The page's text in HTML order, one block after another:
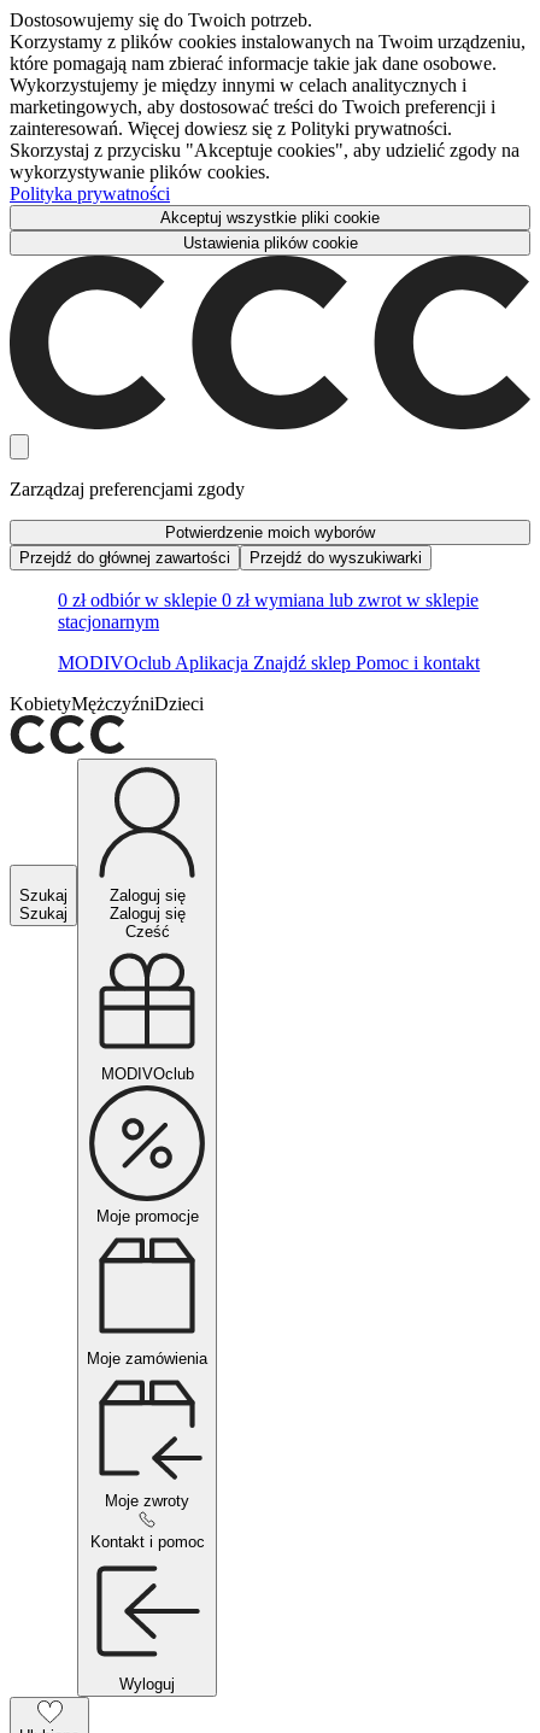
Dostosowujemy się do Twoich potrzeb.
Korzystamy z plików cookies instalowanych na Twoim urządzeniu,
które pomagają nam zbierać informacje takie jak dane osobowe.
Wykorzystujemy je między innymi w celach analitycznych i
marketingowych, aby dostosować treści do Twoich preferencji i
zainteresowań. Więcej dowiesz się z Polityki prywatności.
Skorzystaj z przycisku "Akceptuje cookies", aby udzielić zgody na
wykorzystywanie plików cookies.
Polityka prywatności
Akceptuj wszystkie pliki cookie
Ustawienia plików cookie
Zarządzaj preferencjami zgody
Potwierdzenie moich wyborów
Przejdź do głównej zawartości
Przejdź do wyszukiwarki
0 zł odbiór w sklepie 0 zł wymiana lub zwrot w sklepie
stacjonarnym
MODIVOclub Aplikacja Znajdź sklep Pomoc i kontakt
KobietyMężczyźniDzieci
Szukaj
Szukaj
Zaloguj się
Zaloguj się
Cześć
MODIVOclub
Moje promocje
Moje zamówienia
Moje zwroty
Kontakt i pomoc
Wyloguj